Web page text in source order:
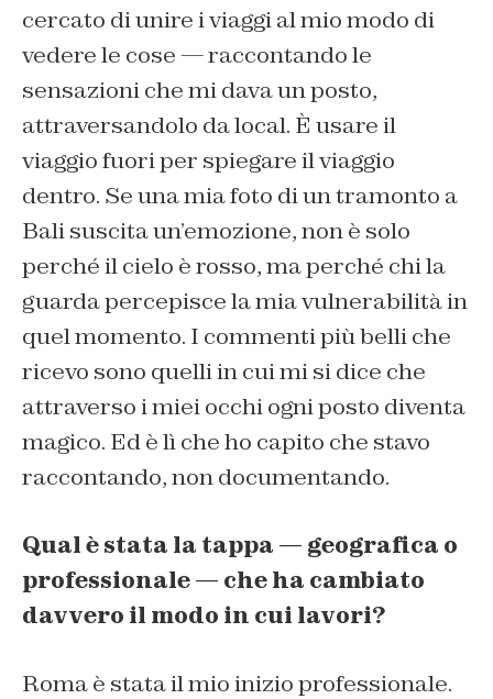
cercato di unire i viaggi al mio modo di
vedere le cose — raccontando le
sensazioni che mi dava un posto,
attraversandolo da local. È usare il
viaggio fuori per spiegare il viaggio
dentro. Se una mia foto di un tramonto a
Bali suscita un’emozione, non è solo
perché il cielo è rosso, ma perché chi la
guarda percepisce la mia vulnerabilità in
quel momento. I commenti più belli che
ricevo sono quelli in cui mi si dice che
attraverso i miei occhi ogni posto diventa
magico. Ed è lì che ho capito che stavo
raccontando, non documentando.
Qual è stata la tappa — geografica o
professionale — che ha cambiato
davvero il modo in cui lavori?
Roma è stata il mio inizio professionale.